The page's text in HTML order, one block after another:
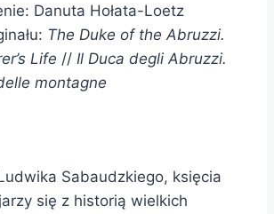
Danuta Hołata-Loetz
The Duke of the Abruzzi.
Life // Il Duca degli Abruzzi.
montagne
Sabaudzkiego, księcia
się z historią wielkich